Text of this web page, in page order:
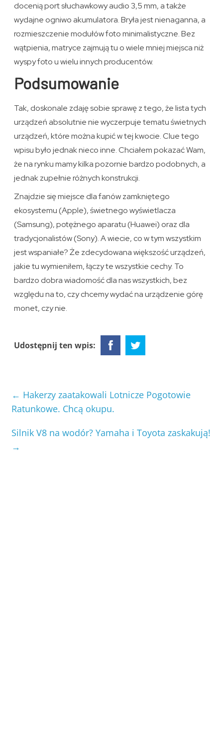
docenią port słuchawkowy audio 3,5 mm, a także
wydajne ogniwo akumulatora. Bryła jest nienaganna, a
rozmieszczenie modułów foto minimalistyczne. Bez
wątpienia, matryce zajmują tu o wiele mniej miejsca niż
wyspy foto u wielu innych producentów.
Podsumowanie
Tak, doskonale zdaję sobie sprawę z tego, że lista tych
urządzeń absolutnie nie wyczerpuje tematu świetnych
urządzeń, które można kupić w tej kwocie. Clue tego
wpisu było jednak nieco inne. Chciałem pokazać Wam,
że na rynku mamy kilka pozornie bardzo podobnych, a
jednak zupełnie różnych konstrukcji.
Znajdzie się miejsce dla fanów zamkniętego
ekosystemu (Apple), świetnego wyświetlacza
(Samsung), potężnego aparatu (Huawei) oraz dla
tradycjonalistów (Sony). A wiecie, co w tym wszystkim
jest wspaniałe? Że zdecydowana większość urządzeń,
jakie tu wymieniłem, łączy te wszystkie cechy. To
bardzo dobra wiadomość dla nas wszystkich, bez
względu na to, czy chcemy wydać na urządzenie górę
monet, czy nie.
Udostępnij ten wpis:
← Hakerzy zaatakowali Lotnicze Pogotowie
Ratunkowe. Chcą okupu.
Silnik V8 na wodór? Yamaha i Toyota zaskakują!
→